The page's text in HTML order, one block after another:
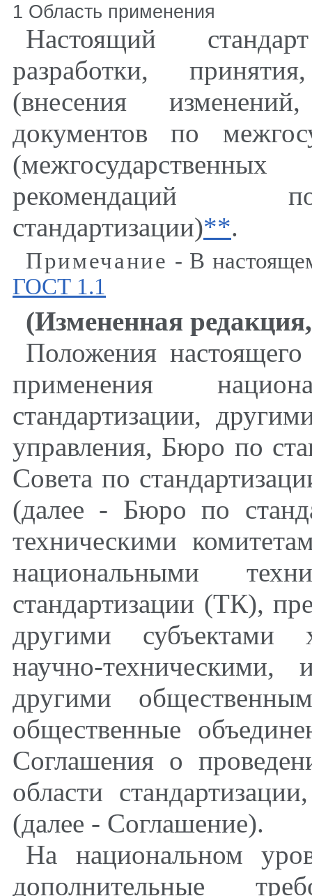
1 Область применения
Настоящий
разработки,
(внесения
документов по
рекомендаций
стандартизации)**.
Примечание - В
ГОСТ 1.1
(Измененная
Положения настоящего
применения
стандартизации,
управления, Бюро по
Совета по
(далее - Бюро по
техническими
национальными
стандартизации (ТК),
другими субъектами
научно-
другими
общественные
Соглашения о
области
(далее - Соглашение).
На национальном
дополнительные